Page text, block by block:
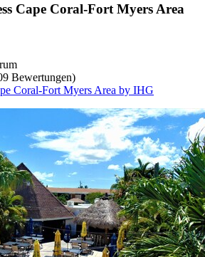
Cape Coral-Fort Myers Area
Bewertungen)
Coral-Fort Myers Area by IHG